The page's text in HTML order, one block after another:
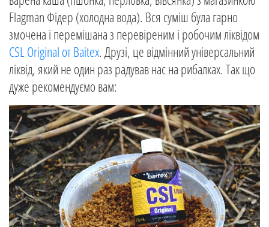
Flagman Фідер (холодна вода). Вся суміш була гарно
змочена і перемішана з перевіреним і робочим ліквідом
CSL Original от Baitex. Друзі, це відмінний універсальний
ліквід, який не один раз радував нас на рибалках. Так що
дуже рекомендуємо вам: